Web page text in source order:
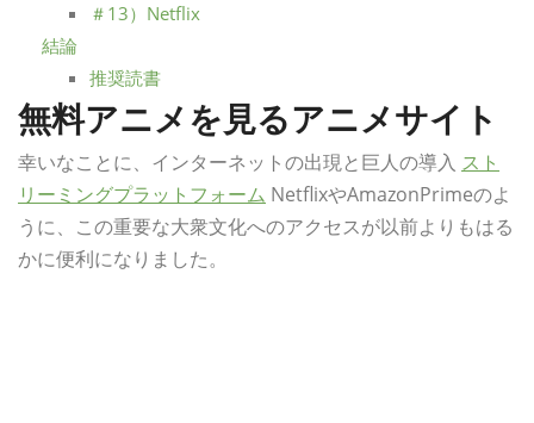
＃13）Netflix
結論
推奨読書
無料アニメを見るアニメサイト
幸いなことに、インターネットの出現と巨人の導入 スト
リーミングプラットフォーム NetflixやAmazonPrimeのよ
うに、この重要な大衆文化へのアクセスが以前よりもはる
かに便利になりました。